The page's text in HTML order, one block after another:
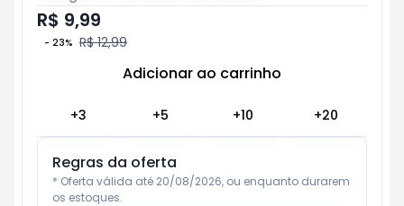
R$ 9,99
- 23% R$ 12,99
Adicionar ao carrinho
+3 +5 +10 +20
Regras da oferta
* Oferta válida até 20/08/2026, ou enquanto durarem
os estoques.